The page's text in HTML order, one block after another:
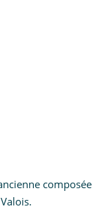
composée